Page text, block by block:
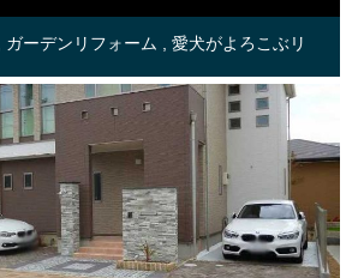
ガーデンリフォーム 愛犬がよろこぶリ